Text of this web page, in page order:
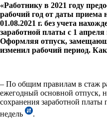
«Работнику в 2021 году
рабочий год от даты приема
01.08.2021 г. без учета
заработной платы с 1
Оформляя отпуск,
изменил рабочий период.
– По общим правилам в стаж
ежегодный основной отпуск,
сохранения заработной
недель
.